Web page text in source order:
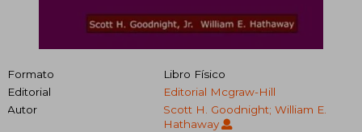
Formato
Libro Físico
Editorial
Editorial Mcgraw-Hill
Autor
Scott H. Goodnight; William E.
Hathaway